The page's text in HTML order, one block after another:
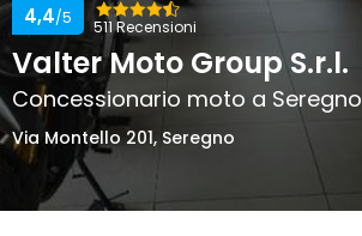
511 Recensioni
4,4/5
Valter Moto Group S.r.l.
Concessionario moto a Seregno
Via Montello 201, Seregno